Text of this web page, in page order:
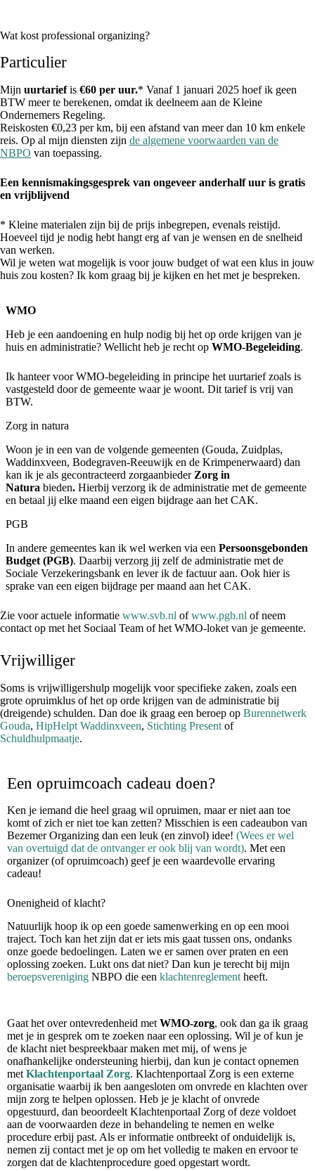
Wat kost professional organizing?
Particulier
Mijn uurtariefis €60 per uur.* Vanaf 1 januari 2025 hoef ik geen
BTW meer te berekenen, omdat ik deelneem aan de Kleine
Ondernemers Regeling.
Reiskosten €0,23 per km, bij een afstand van meer dan 10 km enkele
reis. Op al mijn diensten zijn de algemene voorwaarden van de
NBPO van toepassing.
Een kennismakingsgesprek van ongeveer anderhalf uur is gratis
en vrijblijvend
* Kleine materialen zijn bij de prijs inbegrepen, evenals reistijd.
Hoeveel tijd je nodig hebt hangt erg af van je wensen en de snelheid
van werken.
Wil je weten wat mogelijk is voor jouw budget of wat een klus in jouw
huis zou kosten? Ik kom graag bij je kijken en het met je bespreken.
WMO
Heb je een aandoening en hulp nodig bij het op orde krijgen van je
huis en administratie? Wellicht heb je recht op WMO-Begeleiding.
Ik hanteer voor WMO-begeleiding in principe het uurtarief zoals is
vastgesteld door de gemeente waar je woont. Dit tarief is vrij van
BTW.
Zorg in natura
Woon je in een van de volgende gemeenten (Gouda, Zuidplas,
Waddinxveen, Bodegraven-Reeuwijk en de Krimpenerwaard) dan
kan ik je als gecontracteerd zorgaanbieder Zorg in
Natura bieden. Hierbij verzorg ik de administratie met de gemeente
en betaal jij elke maand een eigen bijdrage aan het CAK.
PGB
In andere gemeentes kan ik wel werken via een Persoonsgebonden
Budget (PGB). Daarbij verzorg jij zelf de administratie met de
Sociale Verzekeringsbank en lever ik de factuur aan. Ook hier is
sprake van een eigen bijdrage per maand aan het CAK.
Zie voor actuele informatie www.svb.nl ofwww.pgb.nl of neem
contact op met het Sociaal Team of het WMO-loket van je gemeente.
Vrijwilliger
Soms is vrijwilligershulp mogelijk voor specifieke zaken, zoals een
grote opruimklus of het op orde krijgen van de administratie bij
(dreigende) schulden. Dan doe ik graag een beroep op Burennetwerk
Gouda, HipHelpt Waddinxveen, Stichting Present of
Schuldhulpmaatje.
Een opruimcoach cadeau doen?
Ken je iemand die heel graag wil opruimen, maar er niet aan toe
komt of zich er niet toe kan zetten? Misschien is een cadeaubon van
Bezemer Organizing dan een leuk (en zinvol) idee! (Wees er wel
van overtuigd dat de ontvanger er ook blij van wordt). Met een
organizer (of opruimcoach) geef je een waardevolle ervaring
cadeau!
Onenigheid of klacht?
Natuurlijk hoop ik op een goede samenwerking en op een mooi
traject. Toch kan het zijn dat er iets mis gaat tussen ons, ondanks
onze goede bedoelingen. Laten we er samen over praten en een
oplossing zoeken. Lukt ons dat niet? Dan kun je terecht bij mijn
beroepsvereniging NBPO die een klachtenreglement heeft.
Gaat het over ontevredenheid met WMO-zorg, ook dan ga ik graag
met je in gesprek om te zoeken naar een oplossing. Wil je of kun je
de klacht niet bespreekbaar maken met mij, of wens je
onafhankelijke ondersteuning hierbij, dan kun je contact opnemen
met Klachtenportaal Zorg. Klachtenportaal Zorg is een externe
organisatie waarbij ik ben aangesloten om onvrede en klachten over
mijn zorg te helpen oplossen. Heb je je klacht of onvrede
opgestuurd, dan beoordeelt Klachtenportaal Zorg of deze voldoet
aan de voorwaarden deze in behandeling te nemen en welke
procedure erbij past. Als er informatie ontbreekt of onduidelijk is,
nemen zij contact met je op om het volledig te maken en ervoor te
zorgen dat de klachtenprocedure goed opgestart wordt.